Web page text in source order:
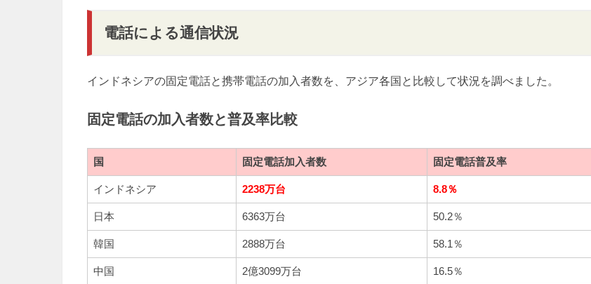
電話による通信状況
インドネシアの固定電話と携帯電話の加入者数を、アジア各国と比較して状況を調べました。
固定電話の加入者数と普及率比較
国 固定電話加入者数 固定電話普及率
インドネシア 2238万台 8.8％
日本 6363万台 50.2％
韓国 2888万台 58.1％
中国 2億3099万台 16.5％